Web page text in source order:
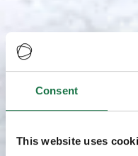
Consent
This website uses